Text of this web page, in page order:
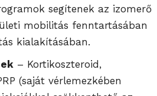
segítenek az izomerő
mobilitás fenntartásában
kialakításában.
– Kortikoszteroid,
(saját vérlemezkében